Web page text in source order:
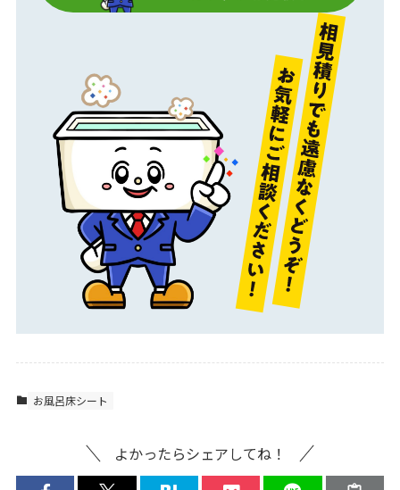
お風呂床シート
よかったらシェアしてね！